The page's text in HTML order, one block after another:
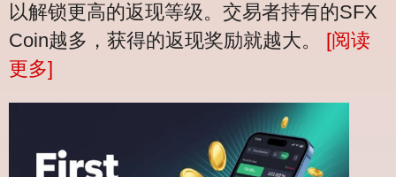
以解锁更高的返现等级。交易者持有的SFX
Coin越多，获得的返现奖励就越大。 [阅读
更多]